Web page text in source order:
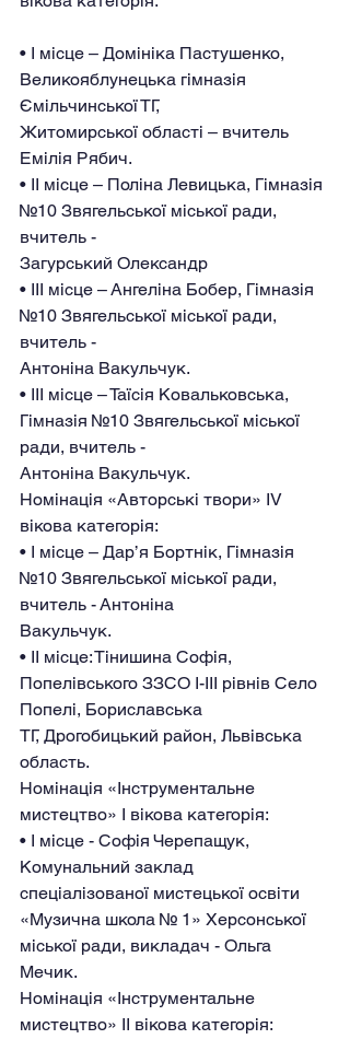
• І місце – Домініка Пастушенко,
Великояблунецька гімназія
Ємільчинської ТГ,
Житомирської області – вчитель
Емілія Рябич.
• ІІ місце – Поліна Левицька, Гімназія
№10 Звягельської міської ради,
вчитель -
Загурський Олександр
• ІІІ місце – Ангеліна Бобер, Гімназія
№10 Звягельської міської ради,
вчитель -
Антоніна Вакульчук.
• ІІІ місце – Таїсія Ковальковська,
Гімназія №10 Звягельської міської
ради, вчитель -
Антоніна Вакульчук.
Номінація «Авторські твори» IV
вікова категорія:
• І місце – Дар’я Бортнік, Гімназія
№10 Звягельської міської ради,
вчитель - Антоніна
Вакульчук.
• IІ місце: Тінишина Софія,
Попелівського ЗЗСО І-ІІІ рівнів Село
Попелі, Бориславська
ТГ, Дрогобицький район, Львівська
область.
Номінація «Інструментальне
мистецтво» I вікова категорія:
• І місце - Софія Черепащук,
Комунальний заклад
спеціалізованої мистецької освіти
«Музична школа № 1» Херсонської
міської ради, викладач - Ольга
Мечик.
Номінація «Інструментальне
мистецтво» IІ вікова категорія: